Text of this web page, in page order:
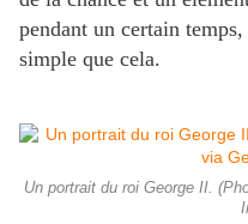
pendant un certain
simple que cela.
Un portrait du roi George II.